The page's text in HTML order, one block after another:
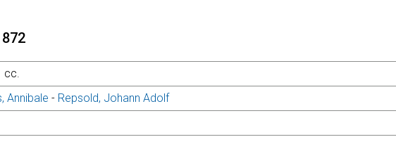
cc.
Annibale - Repsold, Johann Adolf